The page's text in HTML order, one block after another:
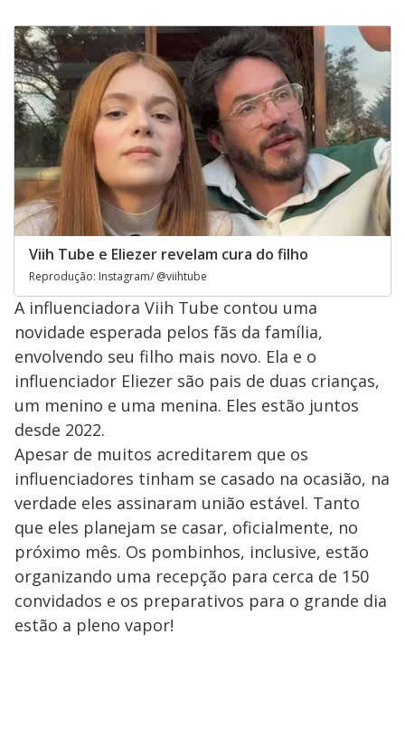
Viih Tube e Eliezer revelam cura do filho
Reprodução: Instagram/ @viihtube
A influenciadora Viih Tube contou uma
novidade esperada pelos fãs da família,
envolvendo seu filho mais novo. Ela e o
influenciador Eliezer são pais de duas crianças,
um menino e uma menina. Eles estão juntos
desde 2022.
Apesar de muitos acreditarem que os
influenciadores tinham se casado na ocasião, na
verdade eles assinaram união estável. Tanto
que eles planejam se casar, oficialmente, no
próximo mês. Os pombinhos, inclusive, estão
organizando uma recepção para cerca de 150
convidados e os preparativos para o grande dia
estão a pleno vapor!